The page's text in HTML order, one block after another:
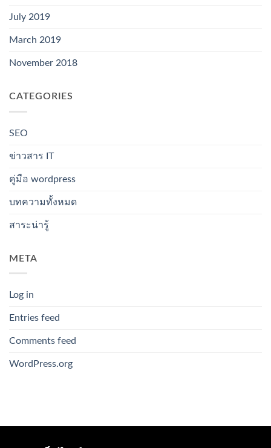
July 2019
March 2019
November 2018
CATEGORIES
SEO
ข่าวสาร IT
คู่มือ wordpress
บทความทั้งหมด
สาระน่ารู้
META
Log in
Entries feed
Comments feed
WordPress.org